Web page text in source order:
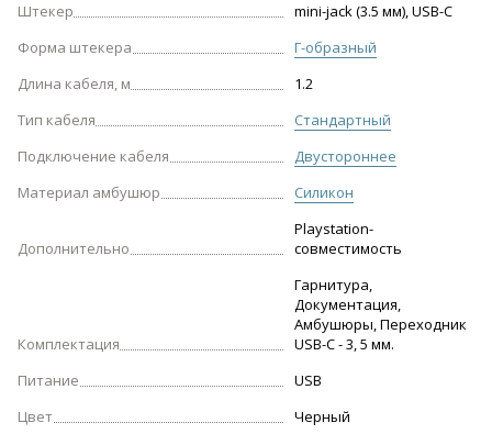
Штекер
mini-jack (3.5 мм), USB-С
Форма штекера
Г-образный
Длина кабеля, м
1.2
Тип кабеля
Стандартный
Подключение кабеля
Двустороннее
Материал амбушюр
Силикон
Дополнительно
Playstation-
совместимость
Комплектация
Гарнитура,
Документация,
Амбушюры, Переходник
USB-C - 3, 5 мм.
Питание
USB
Цвет
Черный